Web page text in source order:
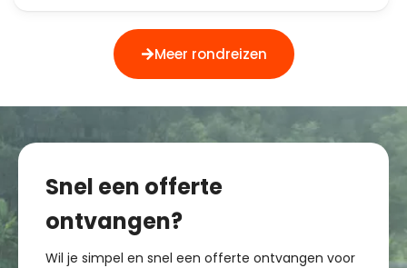
Meer rondreizen
Snel een offerte
ontvangen?
Wil je simpel en snel een offerte ontvangen voor